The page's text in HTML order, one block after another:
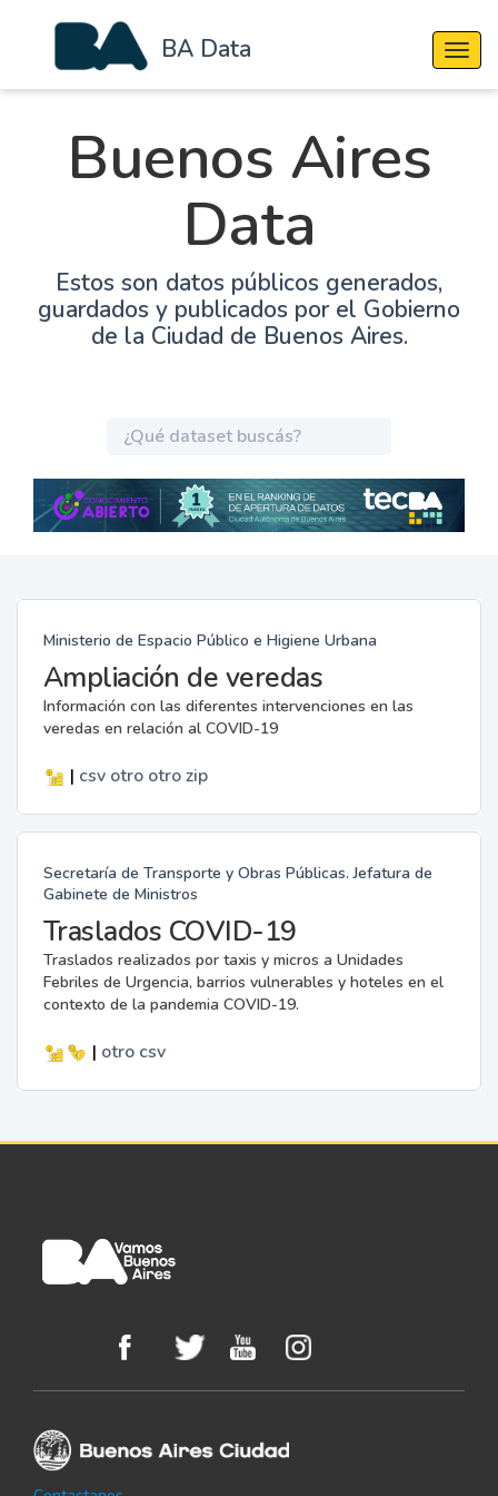
BA Data
Buenos Aires
Data
Estos son datos públicos generados,
guardados y publicados por el Gobierno
de la Ciudad de Buenos Aires.
Ministerio de Espacio Público e Higiene Urbana
Ampliación de veredas
Información con las diferentes intervenciones en las
veredas en relación al COVID-19
| csv otro otro zip
Secretaría de Transporte y Obras Públicas. Jefatura de
Gabinete de Ministros
Traslados COVID-19
Traslados realizados por taxis y micros a Unidades
Febriles de Urgencia, barrios vulnerables y hoteles en el
contexto de la pandemia COVID-19.
| otro csv